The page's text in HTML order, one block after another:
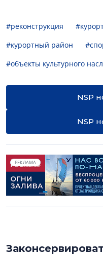
#реконструкция
#курортный район
#объекты культурного
NSP
NSP
РЕКЛАМА